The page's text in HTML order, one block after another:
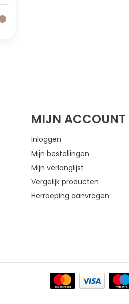
MIJN ACCOUNT
Inloggen
Mijn bestellingen
Mijn verlanglijst
Vergelijk producten
Herroeping aanvragen